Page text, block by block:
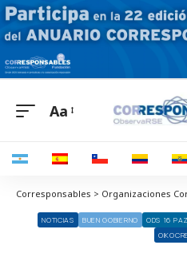
Aa
NOTICIAS BUEN GOBIERNO
ODS 16